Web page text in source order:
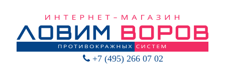
+7 (495) 266 07 02